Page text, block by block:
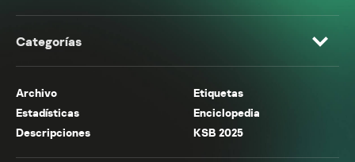
Categorías
Archivo
Etiquetas
Estadísticas
Enciclopedia
Descripciones
KSB 2025